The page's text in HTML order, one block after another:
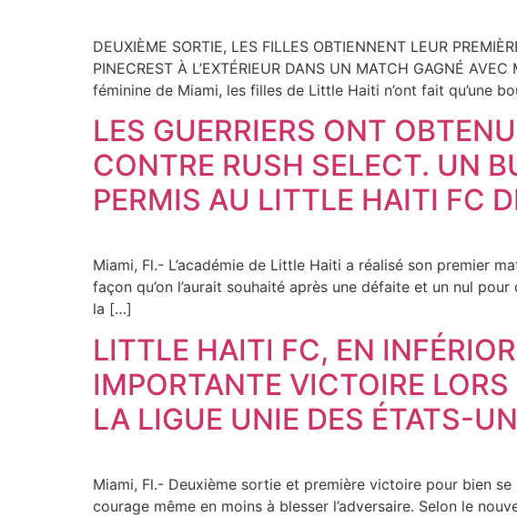
DEUXIÈME SORTIE, LES FILLES OBTIENNENT LEUR
PINECREST À L’EXTÉRIEUR DANS UN MATCH GAGNÉ
féminine de Miami, les filles de Little Haiti n’ont fait qu’une
LES GUERRIERS ONT
CONTRE RUSH SELECT. UN
PERMIS AU LITTLE HAITI FC
Miami, Fl.- L’académie de Little Haiti a réalisé son premier
façon qu’on l’aurait souhaité après une défaite et un nul
la […]
LITTLE HAITI FC, EN
IMPORTANTE VICTOIRE
LA LIGUE UNIE DES ÉTATS-
Miami, Fl.- Deuxième sortie et première victoire pour bien
courage même en moins à blesser l’adversaire. Selon le